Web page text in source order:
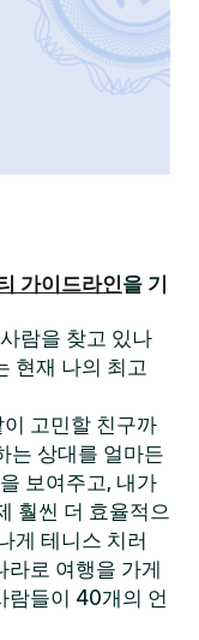
가이드라인을 기
람을 찾고 있나
현재 나의 최고
고민할 친구까
는 상대를 얼마든
보여주고, 내가
훨씬 더 효율적으
게 테니스 치러
라로 여행을 가게
람들이 40개의 언